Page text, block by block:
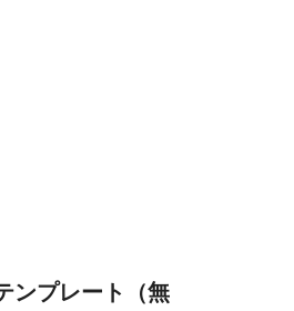
ンプレート（無